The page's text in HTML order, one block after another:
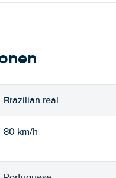
Brazilian real
80 km/h